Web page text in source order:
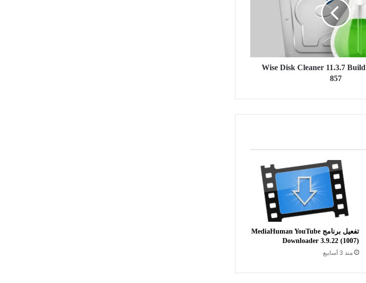
تحميل برنامج Wise Disk Cleaner 11.3.7 Build
857
تفعيل برنامج MediaHuman YouTube
Downloader 3.9.22 (1007)
منذ 3 أسابيع